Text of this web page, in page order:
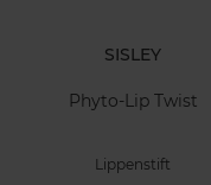
SISLEY
Phyto-Lip Twist
Lippenstift